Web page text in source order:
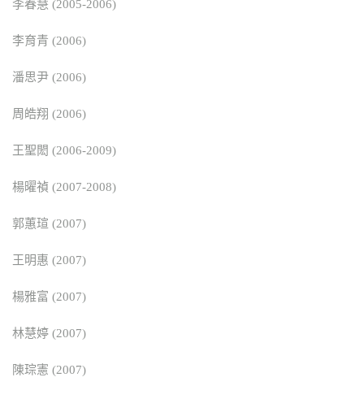
李春慧 (2005-2006)
李育青 (2006)
潘思尹 (2006)
周皓翔 (2006)
王聖閎 (2006-2009)
楊曜禎 (2007-2008)
郭蕙瑄 (2007)
王明惠 (2007)
楊雅富 (2007)
林慧婷 (2007)
陳琮憲 (2007)